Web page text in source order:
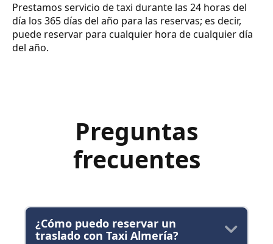
Prestamos servicio de taxi durante las 24 horas del
día los 365 días del año para las reservas; es decir,
puede reservar para cualquier hora de cualquier día
del año.
Preguntas
frecuentes
¿Cómo puedo reservar un
traslado con Taxi Almería?